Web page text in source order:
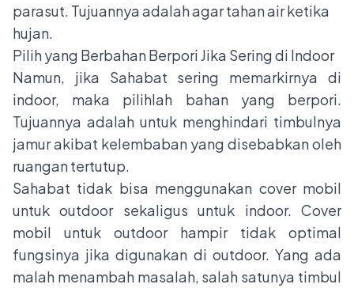
parasut. Tujuannya adalah agar tahan air ketika
hujan.
Pilih yang Berbahan Berpori Jika Sering di Indoor
Namun, jika Sahabat sering memarkirnya di
indoor, maka pilihlah bahan yang berpori.
Tujuannya adalah untuk menghindari timbulnya
jamur akibat kelembaban yang disebabkan oleh
ruangan tertutup.
Sahabat tidak bisa menggunakan cover mobil
untuk outdoor sekaligus untuk indoor. Cover
mobil untuk outdoor hampir tidak optimal
fungsinya jika digunakan di outdoor. Yang ada
malah menambah masalah, salah satunya timbul